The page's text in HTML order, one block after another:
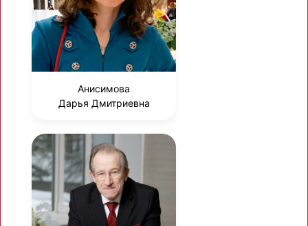
Анисимова
Дарья Дмитриевна